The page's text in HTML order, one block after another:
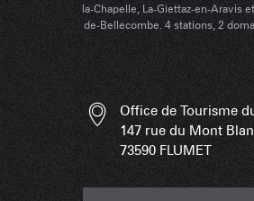
la-Chapelle, La-Giettaz-en-Aravis
de-Bellecombe. 4 stations, 2
Office de Tourisme
147 rue du Mont
73590 FLUMET